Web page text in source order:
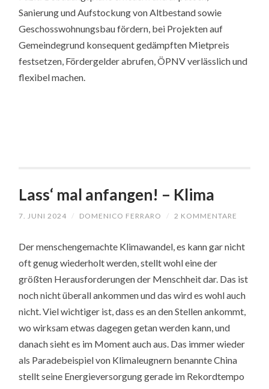
Sanierung und Aufstockung von Altbestand sowie
Geschosswohnungsbau fördern, bei Projekten auf
Gemeindegrund konsequent gedämpften Mietpreis
festsetzen, Fördergelder abrufen, ÖPNV verlässlich und
flexibel machen.
Lass‘ mal anfangen! – Klima
7. JUNI 2024 / DOMENICO FERRARO / 2 KOMMENTARE
Der menschengemachte Klimawandel, es kann gar nicht
oft genug wiederholt werden, stellt wohl eine der
größten Herausforderungen der Menschheit dar. Das ist
noch nicht überall ankommen und das wird es wohl auch
nicht. Viel wichtiger ist, dass es an den Stellen ankommt,
wo wirksam etwas dagegen getan werden kann, und
danach sieht es im Moment auch aus. Das immer wieder
als Paradebeispiel von Klimaleugnern benannte China
stellt seine Energieversorgung gerade im Rekordtempo